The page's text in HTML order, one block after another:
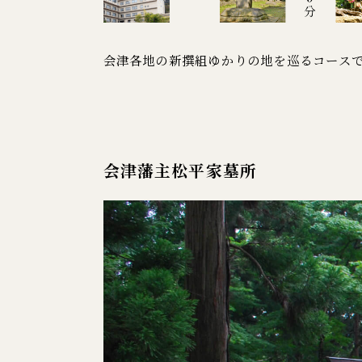
会津各地の新撰組ゆかりの地を巡るコース
会津藩主松平家墓所